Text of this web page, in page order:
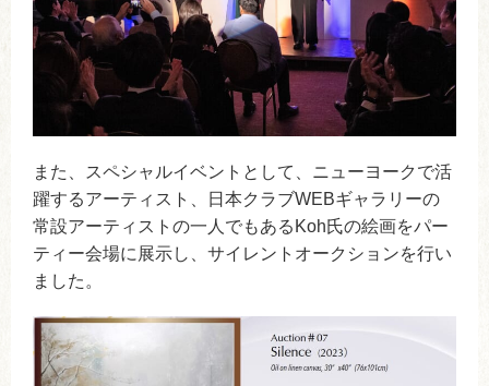
また、スペシャルイベントとして、ニューヨークで活
躍するアーティスト、日本クラブWEBギャラリーの
常設アーティストの一人でもあるKoh氏の絵画をパー
ティー会場に展示し、サイレントオークションを行い
ました。